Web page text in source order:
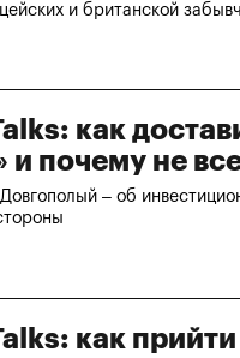
и британской
как
и почему не
– об
как